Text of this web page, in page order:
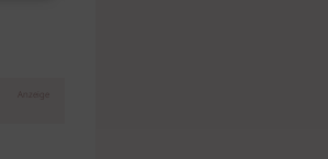
Anzeige